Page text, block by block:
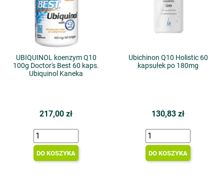
UBIQUINOL koenzym Q10
100g Doctor's Best 60 kaps.
Ubiquinol Kaneka
217,00 zł
DO KOSZYKA
Ubichinon Q10 Holistic 60
kapsułek po 180mg
130,83 zł
DO KOSZYKA